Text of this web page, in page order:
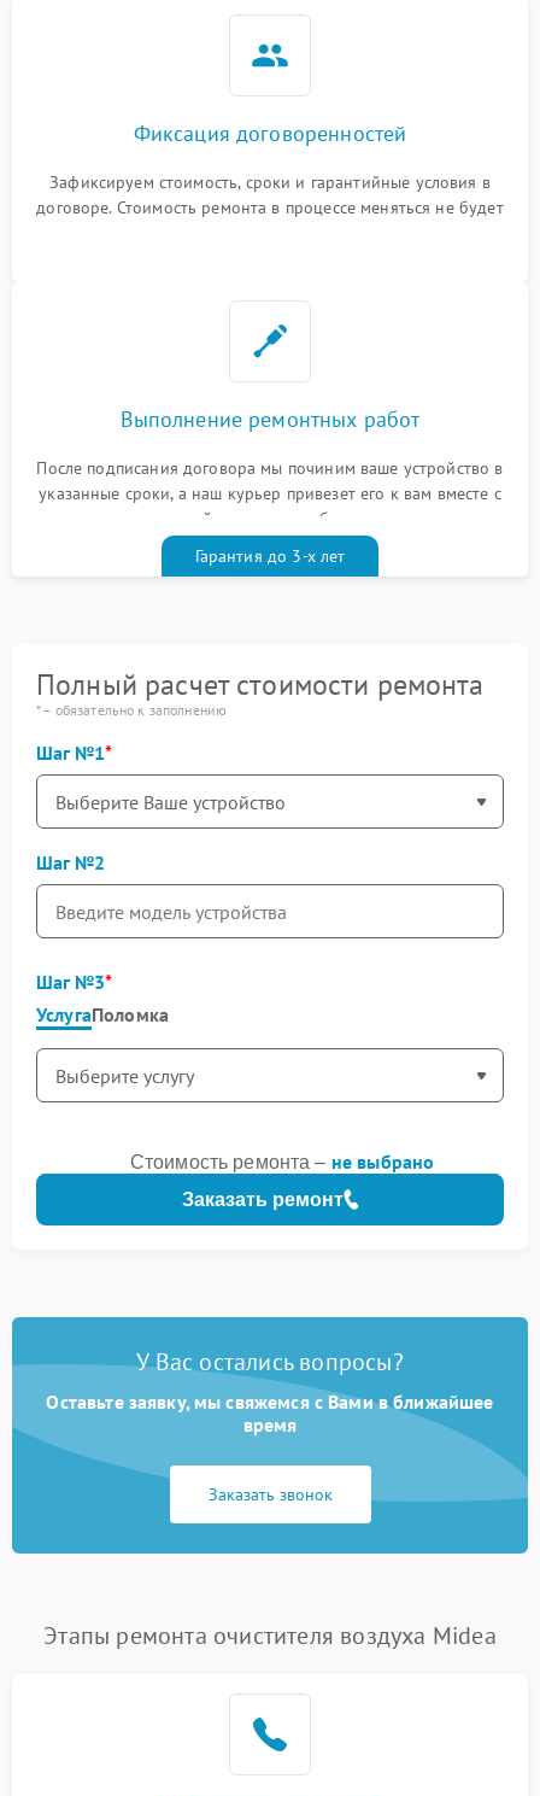
Фиксация договоренностей
Зафиксируем стоимость, сроки и гарантийные условия в
договоре. Стоимость ремонта в процессе меняться не будет
Выполнение ремонтных работ
После подписания договора мы починим ваше устройство в
указанные сроки, а наш курьер привезет его к вам вместе с
гарантийным талоном бесплатно
Гарантия до 3-х лет
Полный расчет стоимости ремонта
* – обязательно к заполнению
Шаг №1
Шаг №2
Шаг №3
УслугаПоломка
Заказать ремонт
Стоимость ремонта – не выбрано
У Вас остались вопросы?
Оставьте заявку, мы свяжемся с Вами в ближайшее
время
Заказать звонок
Этапы ремонта очистителя воздуха Midea